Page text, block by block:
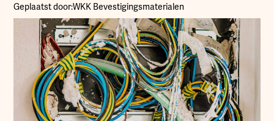
Geplaatst door:WKK Bevestigingsmaterialen